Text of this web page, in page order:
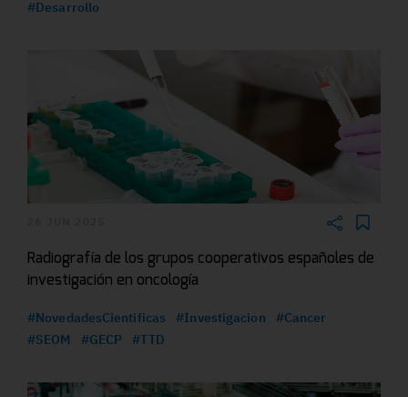
#Desarrollo
Radiografía de los grupos cooperativos españoles de
investigación en oncología
#NovedadesCientificas #Investigacion
#Cancer
#SEOM
#GECP #TTD